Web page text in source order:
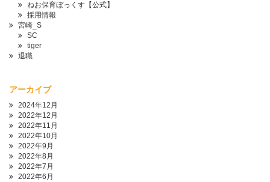
ねお保育ぼっくす【公式】
採用情報
宮崎_S
SC
tiger
退職
アーカイブ
2024年12月
2022年12月
2022年11月
2022年10月
2022年9月
2022年8月
2022年7月
2022年6月